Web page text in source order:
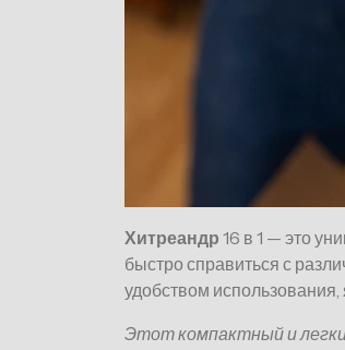
Хитреандр 16 в 1 — это
быстро справиться с
удобством
Этот компактный и